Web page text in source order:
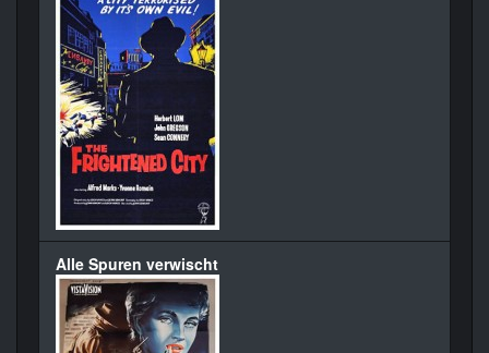
Alle Spuren verwischt